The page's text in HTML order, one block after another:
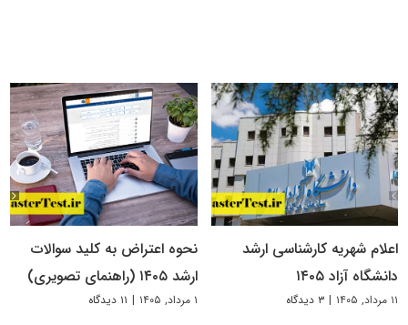
اعلام شهریه کارشناسی ارشد
دانشگاه آزاد ۱۴۰۵
۱۱ مرداد, ۱۴۰۵ | ۳ دیدگاه
نحوه اعتراض به کلید سوالات
ارشد ۱۴۰۵ (راهنمای تصویری)
۱ مرداد, ۱۴۰۵ | ۱۱ دیدگاه